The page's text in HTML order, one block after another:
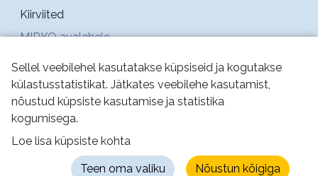
Sellel veebilehel kasutatakse küpsiseid ja kogutakse
külastusstatistikat. Jätkates veebilehe kasutamist,
nõustud küpsiste kasutamise ja statistika
kogumisega.
Loe lisa küpsiste kohta
Teen oma valiku Nõustun kõigiga
Kiirviited
MIRKO avalehele
Abi
Jälgi meid:
Kasutustingimused Küpsised